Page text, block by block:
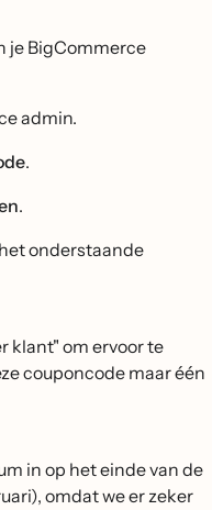
je BigCommerce
admin.
.
.
onderstaande
klant" om ervoor te
couponcode maar één
in op het einde van de
omdat we er zeker